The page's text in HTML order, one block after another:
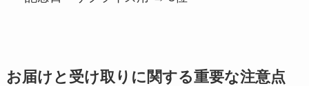
お届けと受け取りに関する重要な注意点